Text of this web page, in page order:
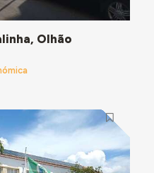
Olhão